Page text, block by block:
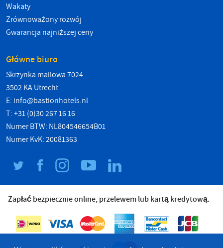
Wakaty
Zrównoważony rozwój
Gwarancja najniższej ceny
Główne biuro
Skrzynka mailowa 7024
3502 KA Utrecht
E: info@bastionhotels.nl
T: +31 (0)30 267 16 16
Numer BTW: NL804546654B01
Numer KvK: 20081363
Zapłać bezpiecznie online, przelewem lub kartą kredytową.